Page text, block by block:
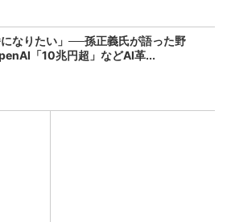
になりたい」──孫正義氏が語った野
「10兆円超」などAI革...